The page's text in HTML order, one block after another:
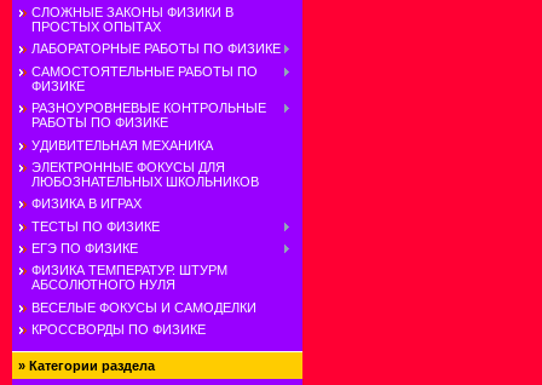
СЛОЖНЫЕ ЗАКОНЫ ФИЗИКИ В
ПРОСТЫХ ОПЫТАХ
ЛАБОРАТОРНЫЕ РАБОТЫ ПО ФИЗИКЕ
САМОСТОЯТЕЛЬНЫЕ РАБОТЫ ПО
ФИЗИКЕ
РАЗНОУРОВНЕВЫЕ КОНТРОЛЬНЫЕ
РАБОТЫ ПО ФИЗИКЕ
УДИВИТЕЛЬНАЯ МЕХАНИКА
ЭЛЕКТРОННЫЕ ФОКУСЫ ДЛЯ
ЛЮБОЗНАТЕЛЬНЫХ ШКОЛЬНИКОВ
ФИЗИКА В ИГРАХ
ТЕСТЫ ПО ФИЗИКЕ
ЕГЭ ПО ФИЗИКЕ
ФИЗИКА ТЕМПЕРАТУР. ШТУРМ
АБСОЛЮТНОГО НУЛЯ
ВЕСЕЛЫЕ ФОКУСЫ И САМОДЕЛКИ
КРОССВОРДЫ ПО ФИЗИКЕ
» Категории раздела